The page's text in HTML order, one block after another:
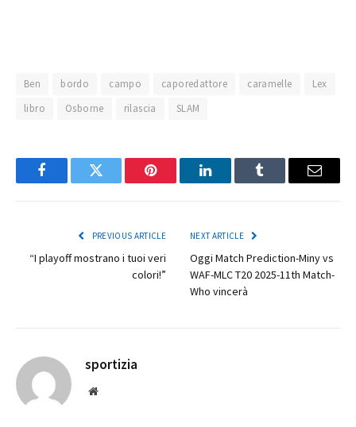
Ben bordo campo caporedattore caramelle
Lex
libro
Osborne rilascia SLAM
FacebookTwitter Pinterest LinkedInTumblr Email
PREVIOUS ARTICLE
“I playoff mostrano i tuoi veri
colori!”
NEXT ARTICLE
Oggi Match Prediction-Miny vs
WAF-MLC T20 2025-11th Match-
Who vincerà
sportizia
Website